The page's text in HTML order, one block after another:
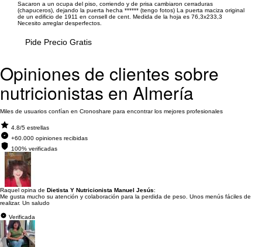
Sacaron a un ocupa del piso, corriendo y de prisa cambiaron cerraduras
(chapuceros), dejando la puerta hecha ****** (tengo fotos) La puerta maciza original
de un edificio de 1911 en consell de cent. Medida de la hoja es 76,3x233,3
Necesito arreglar desperfectos.
Pide Precio Gratis
Opiniones de clientes sobre
nutricionistas en Almería
Miles de usuarios confían en Cronoshare para encontrar los mejores profesionales
4.8/5 estrellas
+60.000 opiniones recibidas
100% verificadas
Raquel opina de Dietista Y Nutricionista Manuel Jesús:
Me gusta mucho su atención y colaboración para la perdida de peso. Unos menús fáciles de
realizar. Un saludo
Verificada